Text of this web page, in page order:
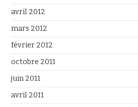
avril 2012
mars 2012
février 2012
octobre 2011
juin 2011
avril 2011